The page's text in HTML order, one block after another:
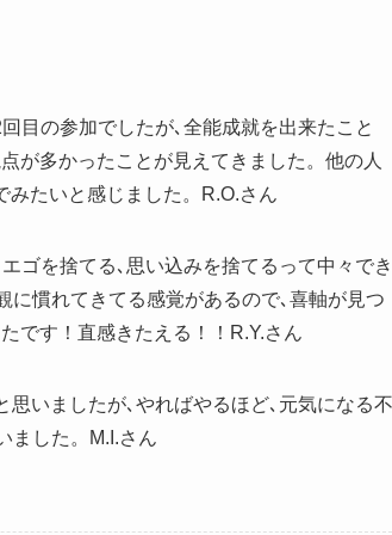
目の参加でしたが､全能成就を出来たこと
が多かったことが見えてきました。他の人
みたいと感じました。R.O.さん
ゴを捨てる､思い込みを捨てるって中々でき
に慣れてきてる感覚があるので､喜軸が見つ
です！直感きたえる！！R.Y.さん
いましたが､やればやるほど､元気になる不
ました。M.I.さん